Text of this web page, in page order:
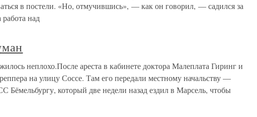
в постели. «Но, отмучившись», — как он говорил, — садился за
над
неплохо.После ареста в кабинете доктора Малеплата Гиринг и
на улицу Соссе. Там его передали местному начальству —
Бёмельбургу, который две недели назад ездил в Марсель, чтобы